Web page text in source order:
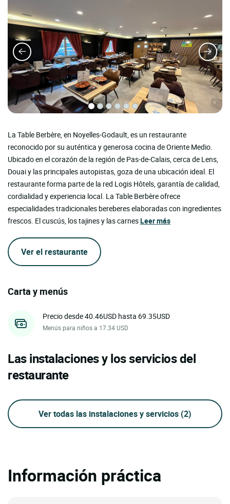
La Table Berbère, en Noyelles-Godault, es un restaurante
reconocido por su auténtica y generosa cocina de Oriente Medio.
Ubicado en el corazón de la región de Pas-de-Calais, cerca de Lens,
Douai y las principales autopistas, goza de una ubicación ideal. El
restaurante forma parte de la red Logis Hôtels, garantía de calidad,
cordialidad y experiencia local. La Table Berbère ofrece
especialidades tradicionales bereberes elaboradas con ingredientes
frescos. El cuscús, los tajines y las carnesLeer más
Ver el restaurante
Carta y menús
Precio desde 40.46USD hasta 69.35USD
Menús para niños a 17.34 USD
Las instalaciones y los servicios del
restaurante
Ver todas las instalaciones y servicios (2)
Información práctica